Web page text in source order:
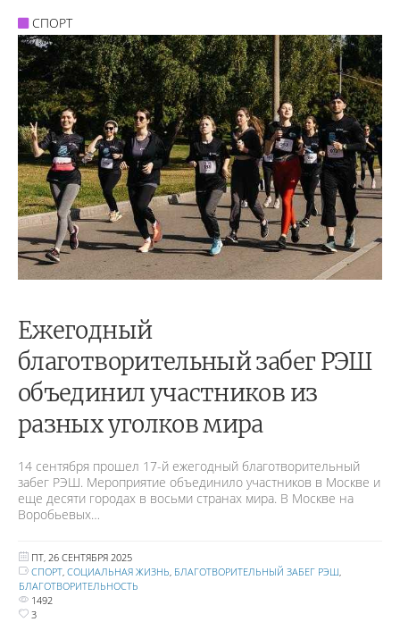
СПОРТ
Ежегодный
благотворительный забег РЭШ
объединил участников из
разных уголков мира
14 сентября прошел 17-й ежегодный благотворительный
забег РЭШ. Мероприятие объединило участников в Москве и
еще десяти городах в восьми странах мира. В Москве на
Воробьевых…
ПТ, 26 СЕНТЯБРЯ 2025
СПОРТ СОЦИАЛЬНАЯ ЖИЗНЬ БЛАГОТВОРИТЕЛЬНЫЙ ЗАБЕГ РЭШ
БЛАГОТВОРИТЕЛЬНОСТЬ
1492
3